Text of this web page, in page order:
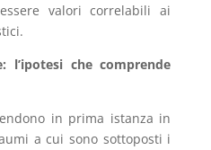
valori correlabili ai
l’ipotesi che comprende
in prima istanza in
a cui sono sottoposti i